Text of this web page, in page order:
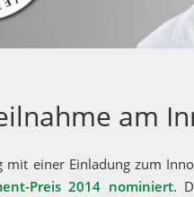
am
mit einer Einladung zum
Preis 2014 nominiert.